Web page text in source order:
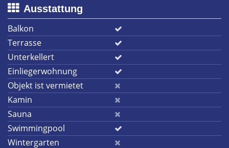
Ausstattung
Balkon
Terrasse
Unterkellert
Einliegerwohnung
Objekt ist vermietet
Kamin
Sauna
Swimmingpool
Wintergarten